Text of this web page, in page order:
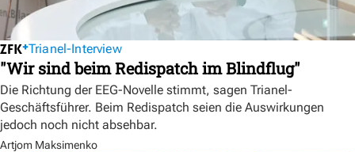
Trianel-Interview
"Wir sind beim Redispatch im Blindflug"
Die Richtung der EEG-Novelle stimmt, sagen Trianel-
Geschäftsführer. Beim Redispatch seien die Auswirkungen
jedoch noch nicht absehbar.
Artjom Maksimenko